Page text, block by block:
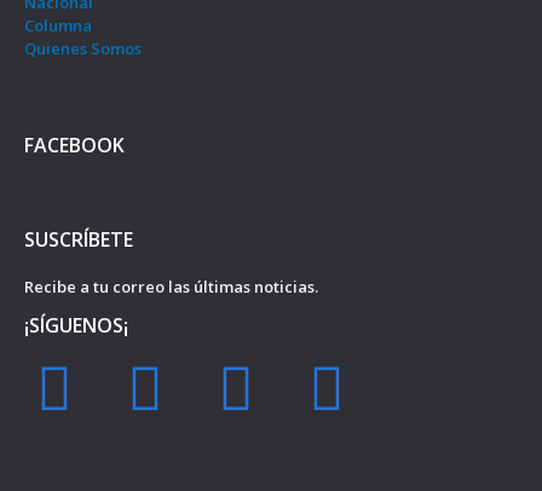
Columna
Quienes Somos
FACEBOOK
SUSCRÍBETE
Recibe a tu correo las últimas noticias.
¡SÍGUENOS¡
F
I
Y
T